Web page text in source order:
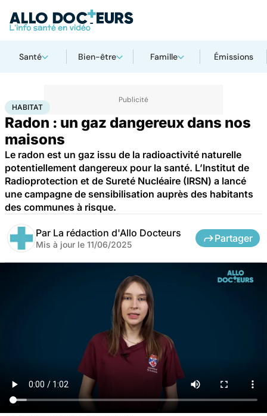
Santé Bien-être Famille Émissions
AccueilSanté Santé publiqueHabitat
HABITAT
Radon : un gaz dangereux dans nos
maisons
Le radon est un gaz issu de la radioactivité naturelle
potentiellement dangereux pour la santé. L’Institut de
Radioprotection et de Sureté Nucléaire (IRSN) a lancé
une campagne de sensibilisation auprès des habitants
des communes à risque.
Par La rédaction d'Allo Docteurs
Mis à jour le 11/06/2025
Partager